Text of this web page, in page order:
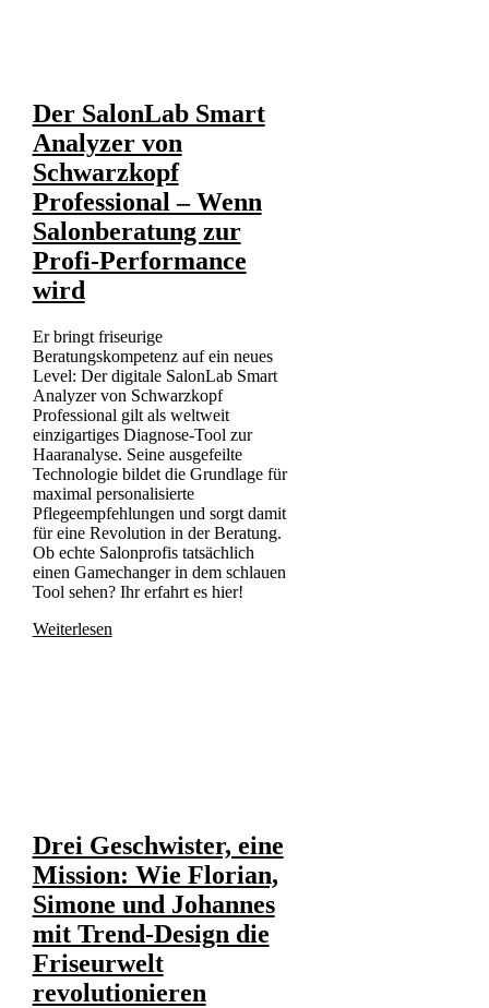
Der SalonLab Smart
Analyzer von
Schwarzkopf
Professional – Wenn
Salonberatung zur
Profi-Performance
wird
Er bringt friseurige
Beratungskompetenz auf ein neues
Level: Der digitale SalonLab Smart
Analyzer von Schwarzkopf
Professional gilt als weltweit
einzigartiges Diagnose-Tool zur
Haaranalyse. Seine ausgefeilte
Technologie bildet die Grundlage für
maximal personalisierte
Pflegeempfehlungen und sorgt damit
für eine Revolution in der Beratung.
Ob echte Salonprofis tatsächlich
einen Gamechanger in dem schlauen
Tool sehen? Ihr erfahrt es hier!
Weiterlesen
Drei Geschwister, eine
Mission: Wie Florian,
Simone und Johannes
mit Trend-Design die
Friseurwelt
revolutionieren